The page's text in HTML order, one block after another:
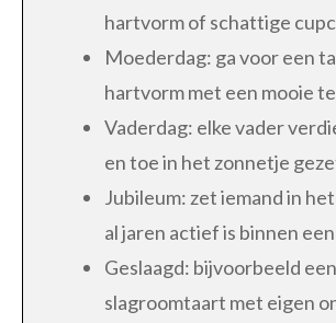
hartvorm of schattige
Moederdag: ga voor een
hartvorm met een mooie
Vaderdag: elke vader
en toe in het zonnetje
Jubileum: zet iemand in
al jaren actief is binnen
Geslaagd: bijvoorbeeld
slagroomtaart met eigen